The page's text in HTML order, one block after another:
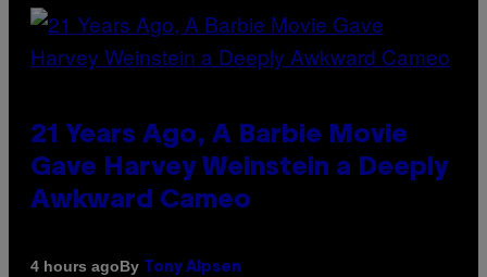
21 Years Ago, A Barbie Movie
Gave Harvey Weinstein a Deeply
Awkward Cameo
4 hours agoBy Tony Alpsen